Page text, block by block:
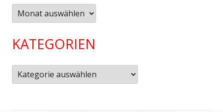
Archiv
KATEGORIEN
Kategorien